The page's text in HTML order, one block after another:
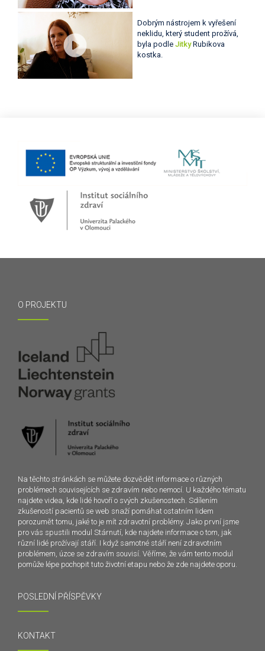
Dobrým nástrojem k vyřešení
neklidu, který student prožívá,
byla podleJitkyRubikova
kostka.
O PROJEKTU
Na těchto stránkách se můžete dozvědět informace o různých
problémech souvisejících se zdravím nebo nemocí. U každého tématu
najdete videa, kde lidé hovoří o svých zkušenostech. Sdílením
zkušeností pacientů se web snaží pomáhat ostatním lidem
porozumět tomu, jaké to je mít zdravotní problémy. Jako první jsme
pro vás spustili modul Stárnutí, kde najdete informace o tom, jak
různí lidé prožívají stáří. I když samotné stáří není zdravotním
problémem, úzce se zdravím souvisí. Věříme, že vám tento modul
pomůže lépe pochopit tuto životní etapu nebo že zde najdete oporu.
POSLEDNÍ PŘÍSPĚVKY
KONTAKT